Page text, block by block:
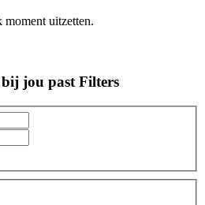
moment uitzetten.
jou past Filters